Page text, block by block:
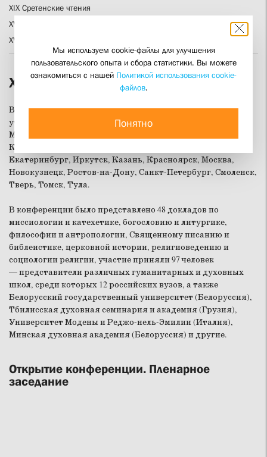
XIX Сретенские чтения
XVIII Сретенские чтения
XVII Сретенские чтения
XXXI Сретенские чтения
В XXXI Сретенских чтениях (22 февраля 2025 года)
участвовали представители Грузии, Италии, Белоруссии,
Молдавии и России из городов Тбилиси, Модена, Минск,
Кишинёв, Гродно, Бобруйск, Белгород, Воронеж,
Екатеринбург, Иркутск, Казань, Красноярск, Москва,
Новокузнецк, Ростов-на-Дону, Санкт-Петербург, Смоленск,
Тверь, Томск, Тула.
В конференции было представлено 48 докладов по
миссиологии и катехетике, богословию и литургике,
философии и антропологии, Священному писанию и
библеистике, церковной истории, религиоведению и
социологии религии, участие приняли 97 человек
— представители различных гуманитарных и духовных
школ, среди которых 12 российских вузов, а также
Белорусский государственный университет (Белоруссия),
Тбилисская духовная семинария и академия (Грузия),
Университет Модены и Реджо-нель-Эмилии (Италия),
Минская духовная академия (Белоруссия) и другие.
Открытие конференции. Пленарное
заседание
Мы используем cookie-файлы для улучшения
пользовательского опыта и сбора статистики. Вы можете
ознакомиться с нашей Политикой использования cookie-
файлов.
Понятно